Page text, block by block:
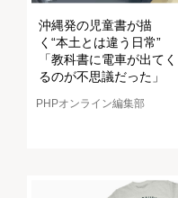
沖縄発の児童書が描
く“本土とは違う日常”
「教科書に電車が出てく
るのが不思議だった」
PHPオンライン編集部